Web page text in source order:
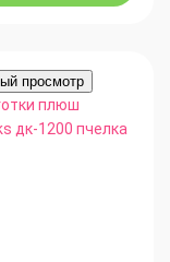
просмотр